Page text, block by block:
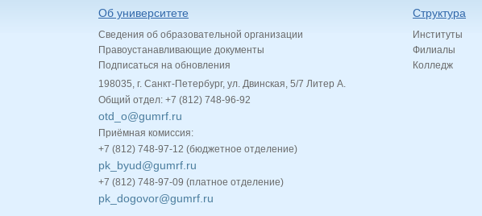
Об университете
Сведения об образовательной организации
Правоустанавливающие документы
Подписаться на обновления
198035, г. Санкт-Петербург, ул. Двинская, 5/7 Литер А.
Общий отдел: +7 (812) 748-96-92
otd_o@gumrf.ru
Приёмная комиссия:
+7 (812) 748-97-12 (бюджетное отделение)
pk_byud@gumrf.ru
+7 (812) 748-97-09 (платное отделение)
pk_dogovor@gumrf.ru
Структура
Институты
Филиалы
Колледж